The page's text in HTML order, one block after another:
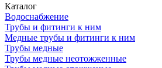
Каталог
Водоснабжение
Трубы и фитинги к ним
Медные трубы и фитинги к ним
Трубы медные
Трубы медные неотожженные